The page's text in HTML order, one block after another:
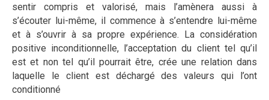
sentir compris et valorisé, mais l’amènera aussi à
s’écouter lui-même, il commence à s’entendre lui-même
et à s’ouvrir à sa propre expérience. La considération
positive inconditionnelle, l’acceptation du client tel qu’il
est et non tel qu’il pourrait être, crée une relation dans
laquelle le client est déchargé des valeurs qui l’ont
conditionné